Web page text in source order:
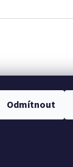
Odmítnout